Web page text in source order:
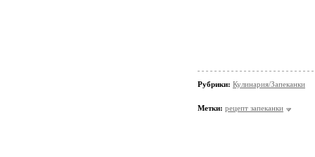
Рубрики: Кулинария/Запеканки
Метки: рецепт запеканки